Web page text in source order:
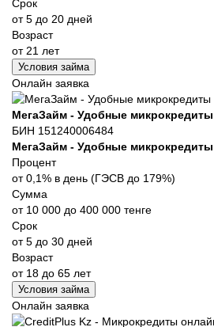
Срок
от 5 до 20 дней
Возраст
от 21 лет
Условия займа
Онлайн заявка
МегаЗайм - Удобные микрокредиты
БИН 151240006484
МегаЗайм - Удобные микрокредиты
Процент
от 0,1% в день (ГЭСВ до 179%)
Сумма
от 10 000 до 400 000 тенге
Срок
от 5 до 30 дней
Возраст
от 18 до 65 лет
Условия займа
Онлайн заявка